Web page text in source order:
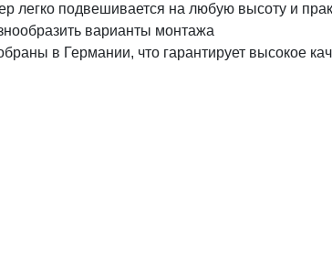
легко подвешивается на любую высоту и
варианты монтажа
в Германии, что гарантирует высокое